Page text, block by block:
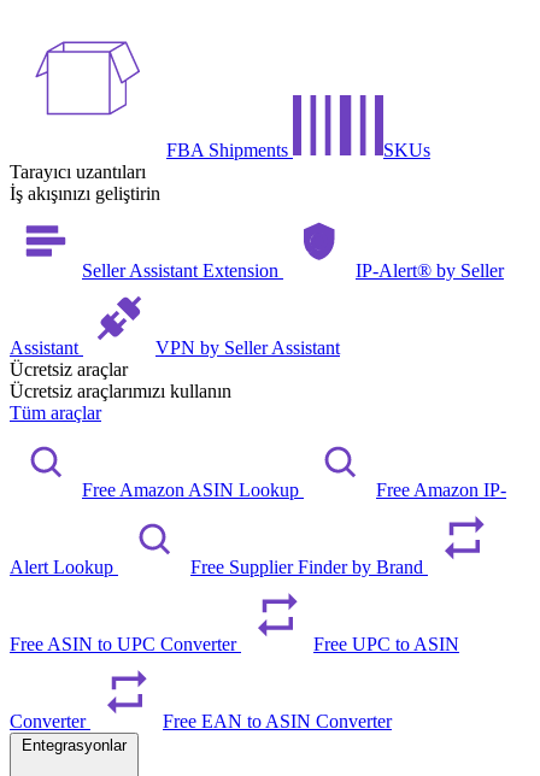
FBA Shipments
SKUs
Tarayıcı uzantıları
İş akışınızı geliştirin
Seller Assistant Extension IP-Alert® by Seller
Assistant
VPN by Seller Assistant
Ücretsiz araçlar
Ücretsiz araçlarımızı kullanın
Tüm araçlar
Free Amazon ASIN Lookup Free Amazon IP-
Alert Lookup Free Supplier Finder by Brand
Free ASIN to UPC Converter Free UPC to ASIN
Converter Free EAN to ASIN Converter
Entegrasyonlar